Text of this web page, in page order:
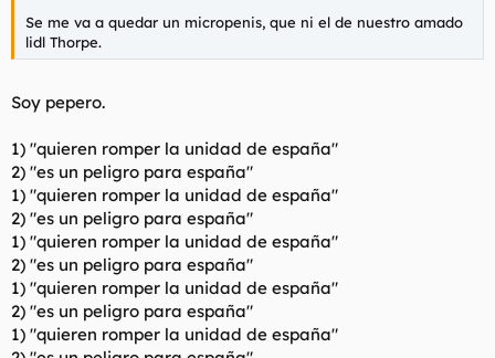
Se me va a quedar un micropenis, que ni el de nuestro amado
lidl Thorpe.
Soy pepero.
1) "quieren romper la unidad de españa"
2) "es un peligro para españa"
1) "quieren romper la unidad de españa"
2) "es un peligro para españa"
1) "quieren romper la unidad de españa"
2) "es un peligro para españa"
1) "quieren romper la unidad de españa"
2) "es un peligro para españa"
1) "quieren romper la unidad de españa"